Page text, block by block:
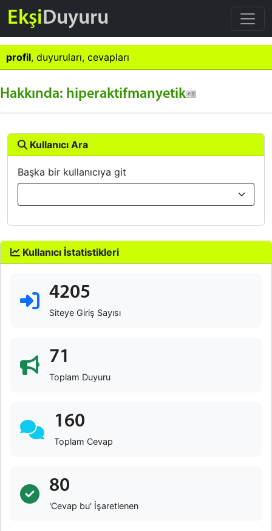
EkşiDuyuru
profil, duyuruları, cevapları
Hakkında: hiperaktifmanyetik
Kullanıcı Ara
Başka bir kullanıcıya git
Kullanıcı İstatistikleri
4205
Siteye Giriş Sayısı
71
Toplam Duyuru
160
Toplam Cevap
80
'Cevap bu' İşaretlenen